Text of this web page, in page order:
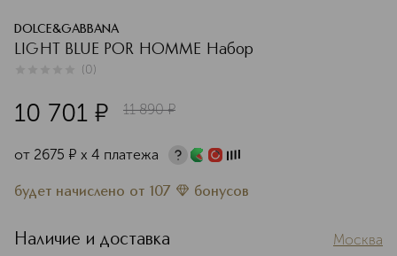
DOLCE&GABBANA
LIGHT BLUE POR HOMME Набор
(0)
10 701 ¤ 11 890 ¤
от 2675 ¤ х 4 платежа
будет начислено от 107 бонусов
Наличие и доставка Москва